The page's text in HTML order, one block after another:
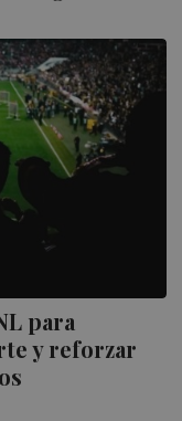
para
y reforzar